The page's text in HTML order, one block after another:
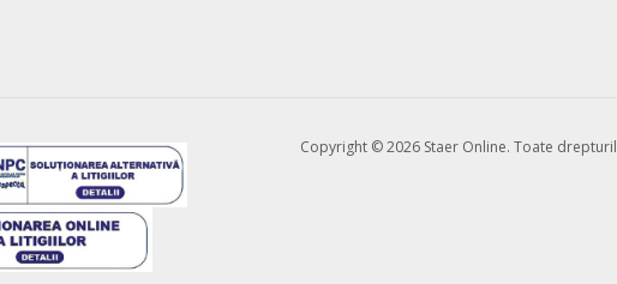
Copyright © 2026 Staer Online. Toate